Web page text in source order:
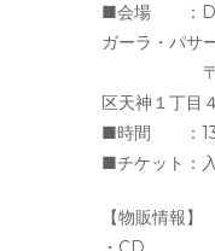
■会場 ：
ガーラ・パサ
〒810-
区天神１丁目
■時間 ：
■チケット：
【物販情報】